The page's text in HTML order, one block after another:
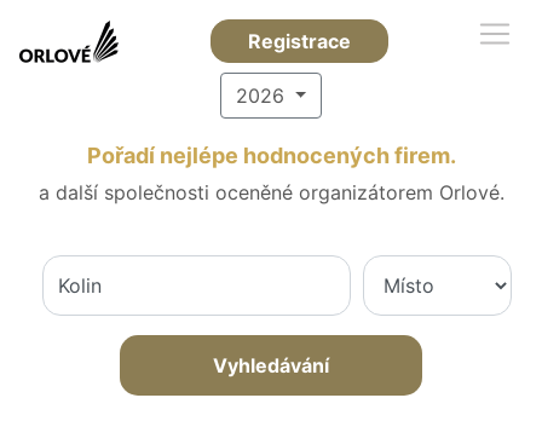
Registrace
2026
Pořadí nejlépe hodnocených firem.
a další společnosti oceněné organizátorem Orlové.
Vyhledávání